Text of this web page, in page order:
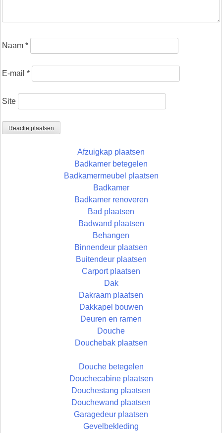
Naam *
E-mail *
Site
Afzuigkap plaatsen
Badkamer betegelen
Badkamermeubel plaatsen
Badkamer
Badkamer renoveren
Bad plaatsen
Badwand plaatsen
Behangen
Binnendeur plaatsen
Buitendeur plaatsen
Carport plaatsen
Dak
Dakraam plaatsen
Dakkapel bouwen
Deuren en ramen
Douche
Douchebak plaatsen
Douche betegelen
Douchecabine plaatsen
Douchestang plaatsen
Douchewand plaatsen
Garagedeur plaatsen
Gevelbekleding